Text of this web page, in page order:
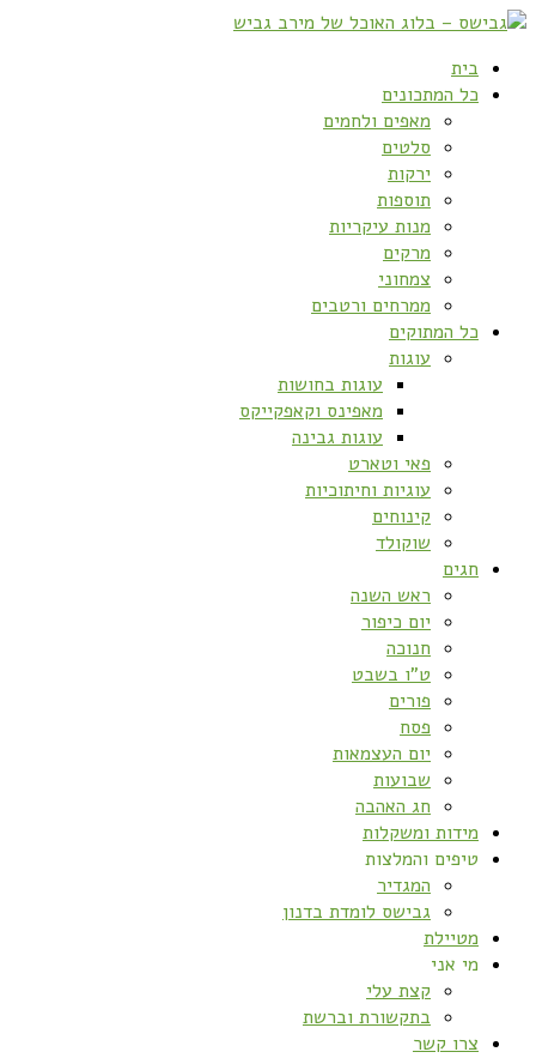
בית
כל המתכונים
מאפים ולחמים
סלטים
ירקות
תוספות
מנות עיקריות
מרקים
צמחוני
ממרחים ורטבים
כל המתוקים
עוגות
עוגות בחושות
מאפינס וקאפקייקס
עוגות גבינה
פאי וטארט
עוגיות וחיתוכיות
קינוחים
שוקולד
חגים
ראש השנה
יום כיפור
חנוכה
ט”ו בשבט
פורים
פסח
יום העצמאות
שבועות
חג האהבה
מידות ומשקלות
טיפים והמלצות
המגדיר
גבישס לומדת בדנון
מטיילת
מי אני
קצת עלי
בתקשורת וברשת
צרו קשר